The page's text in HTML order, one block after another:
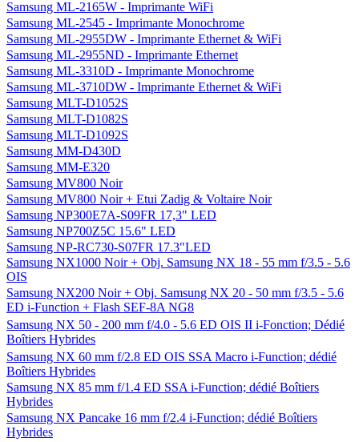
Samsung ML-2165W - Imprimante WiFi
Samsung ML-2545 - Imprimante Monochrome
Samsung ML-2955DW - Imprimante Ethernet & WiFi
Samsung ML-2955ND - Imprimante Ethernet
Samsung ML-3310D - Imprimante Monochrome
Samsung ML-3710DW - Imprimante Ethernet & WiFi
Samsung MLT-D1052S
Samsung MLT-D1082S
Samsung MLT-D1092S
Samsung MM-D430D
Samsung MM-E320
Samsung MV800 Noir
Samsung MV800 Noir + Etui Zadig & Voltaire Noir
Samsung NP300E7A-S09FR 17,3" LED
Samsung NP700Z5C 15.6" LED
Samsung NP-RC730-S07FR 17.3"LED
Samsung NX1000 Noir + Obj. Samsung NX 18 - 55 mm f/3.5 - 5.6
OIS
Samsung NX200 Noir + Obj. Samsung NX 20 - 50 mm f/3.5 - 5.6
ED i-Function + Flash SEF-8A NG8
Samsung NX 50 - 200 mm f/4.0 - 5.6 ED OIS II i-Fonction; Dédié
Boîtiers Hybrides
Samsung NX 60 mm f/2.8 ED OIS SSA Macro i-Function; dédié
Boîtiers Hybrides
Samsung NX 85 mm f/1.4 ED SSA i-Function; dédié Boîtiers
Hybrides
Samsung NX Pancake 16 mm f/2.4 i-Function; dédié Boîtiers
Hybrides